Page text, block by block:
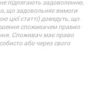
підлягають задоволенню,
що задовольняє вимоги
цієї статті) доведуть, що
споживачем правил
Споживач має право
або через свого